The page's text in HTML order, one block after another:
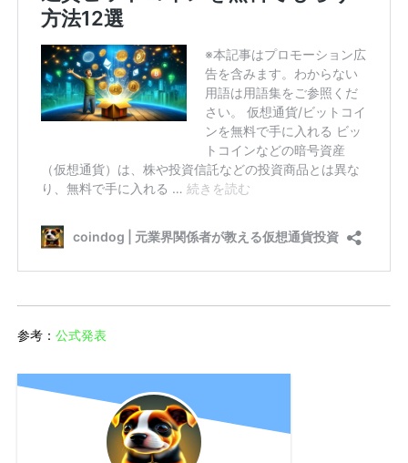
参考：公式発表